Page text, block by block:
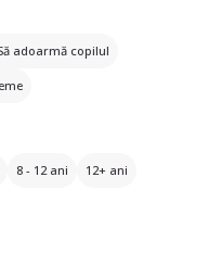
adoarmă copilul
8 - 12 ani 12+ ani